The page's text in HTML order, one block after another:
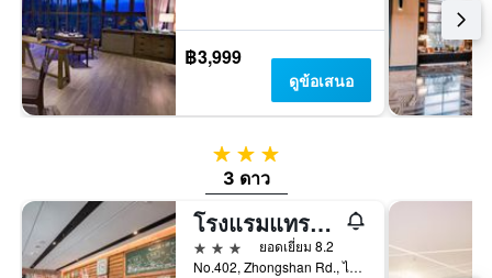
฿3,999
ดูข้อเสนอ
3 ดาว
3 ดาว
โรงแรมแทรเวเลอร์ อินน์ เถี่ยฮว้า
3 ดาว
ยอดเยี่ยม 8.2
No.402, Zhongshan Rd., ไถตง, ไต้หวัน